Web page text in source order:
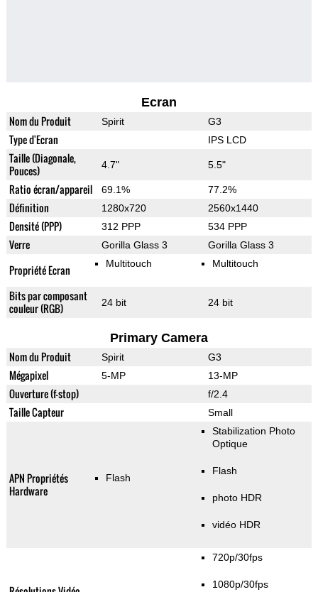
Ecran
Nom du Produit Spirit G3
Type d'Ecran IPS LCD
Taille (Diagonale,
Pouces)
4.7" 5.5"
Ratio écran/appareil 69.1% 77.2%
Définition 1280x720 2560x1440
Densité (PPP) 312 PPP 534 PPP
Verre Gorilla Glass 3 Gorilla Glass 3
Propriété Ecran Multitouch Multitouch
Bits par composant
couleur (RGB)
24 bit 24 bit
Primary Camera
Nom du Produit Spirit G3
Mégapixel 5-MP 13-MP
Ouverture (f-stop) f/2.4
Taille Capteur Small
APN Propriétés
Hardware
Flash
Stabilization Photo
Optique
Flash
photo HDR
vidéo HDR
720p/30fps
1080p/30fps